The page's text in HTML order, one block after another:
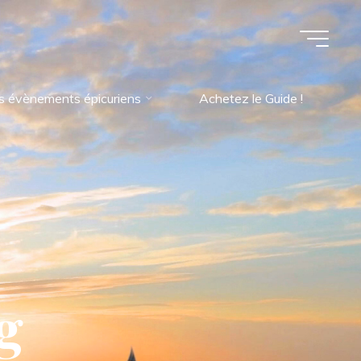
évènements épicuriens Achetez le Guide !